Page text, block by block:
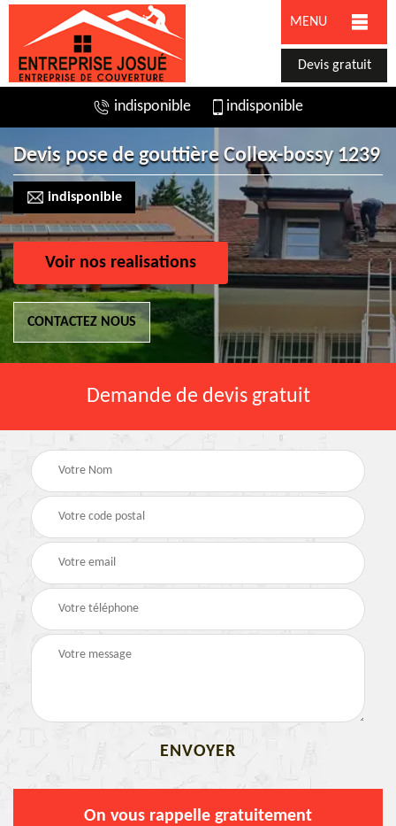
MENU
Devis gratuit
indisponible indisponible
Devis pose de gouttière Collex-bossy 1239
indisponible
Voir nos realisations
CONTACTEZ NOUS
Demande de devis gratuit
On vous rappelle gratuitement